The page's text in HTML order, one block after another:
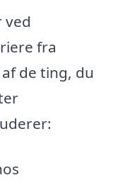
ved
fra
de ting, du